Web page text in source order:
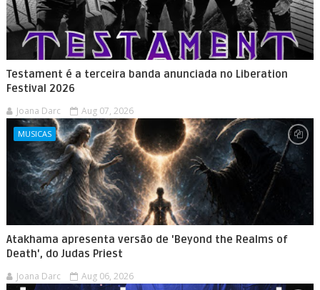
Testament é a terceira banda anunciada no Liberation
Festival 2026
Joana Darc Aug 07, 2026
MUSICAS
Atakhama apresenta versão de 'Beyond the Realms of
Death', do Judas Priest
Joana Darc Aug 06, 2026